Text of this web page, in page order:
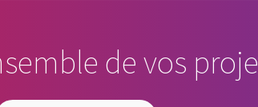
de vos